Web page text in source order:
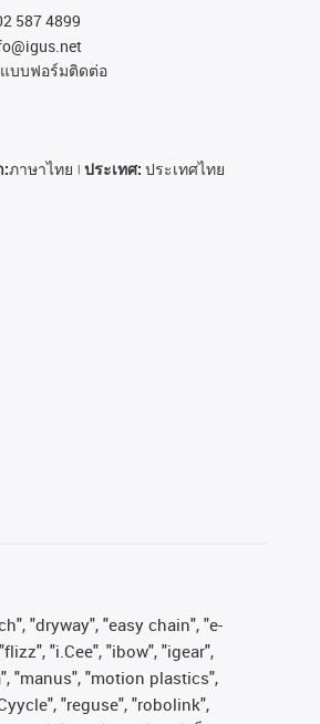
587 4899
บบฟอร์มติดต่อ
ภาษาไทย ประเทศ: ประเทศไทย
"dryway", "easy chain", "e-
"i.Cee", "ibow", "igear",
"manus", "motion plastics",
"reguse", "robolink",